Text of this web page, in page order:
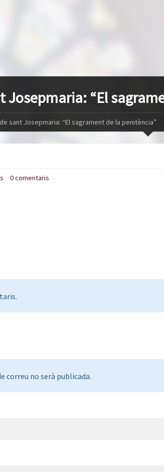
Josepmaria: “El
sant Josepmaria: “El sagrament de la penitència”
0 comentaris
correu no serà publicada.